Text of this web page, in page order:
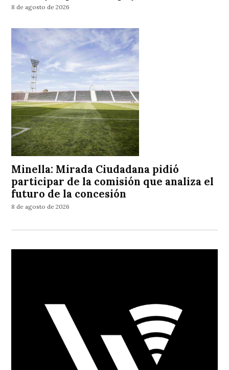
8 de agosto de 2026
Minella: Mirada Ciudadana pidió
participar de la comisión que analiza el
futuro de la concesión
8 de agosto de 2026